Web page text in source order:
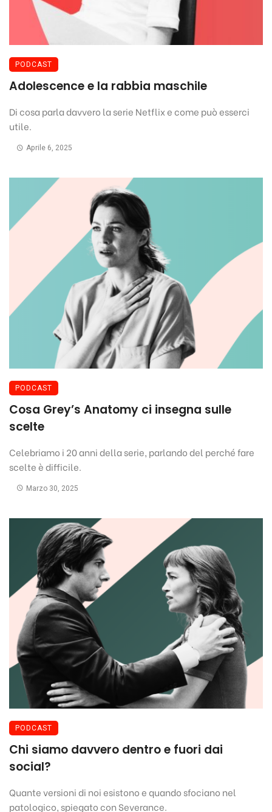
PODCAST
Adolescence e la rabbia maschile
Di cosa parla davvero la serie Netflix e come può esserci
utile.
Aprile 6, 2025
PODCAST
Cosa Grey’s Anatomy ci insegna sulle
scelte
Celebriamo i 20 anni della serie, parlando del perché fare
scelte è difficile.
Marzo 30, 2025
PODCAST
Chi siamo davvero dentro e fuori dai
social?
Quante versioni di noi esistono e quando sfociano nel
patologico, spiegato con Severance.